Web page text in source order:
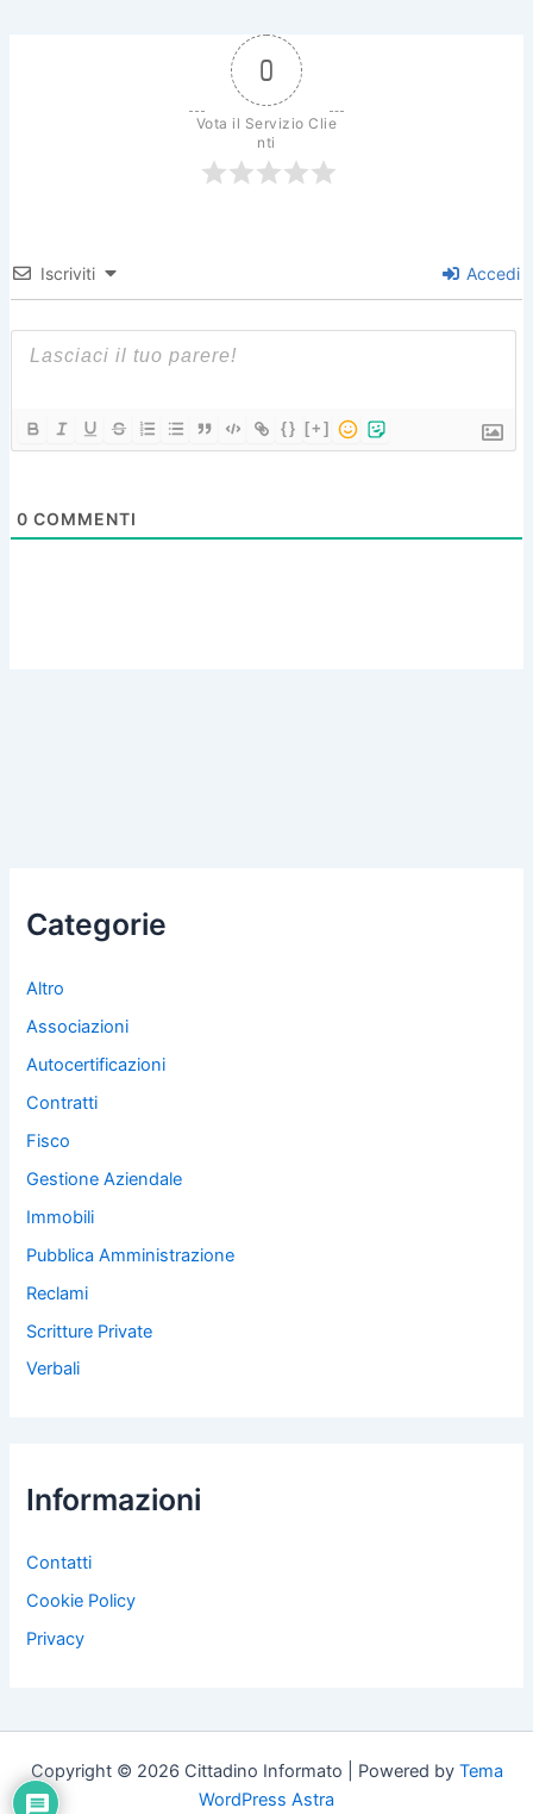
di
0
Vota il Servizio Clie
nti
Iscriviti Accedi
{} [+]
0 COMMENTI
Categorie
Altro
Associazioni
Autocertificazioni
Contratti
Fisco
Gestione Aziendale
Immobili
Pubblica Amministrazione
Reclami
Scritture Private
Verbali
Informazioni
Contatti
Cookie Policy
Privacy
Copyright © 2026 Cittadino Informato | Powered by Tema
WordPress Astra